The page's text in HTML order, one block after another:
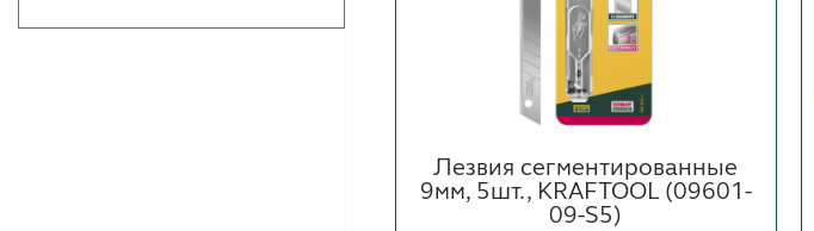
Лезвия сегментированные
9мм, 5шт., KRAFTOOL (09601-
09-S5)